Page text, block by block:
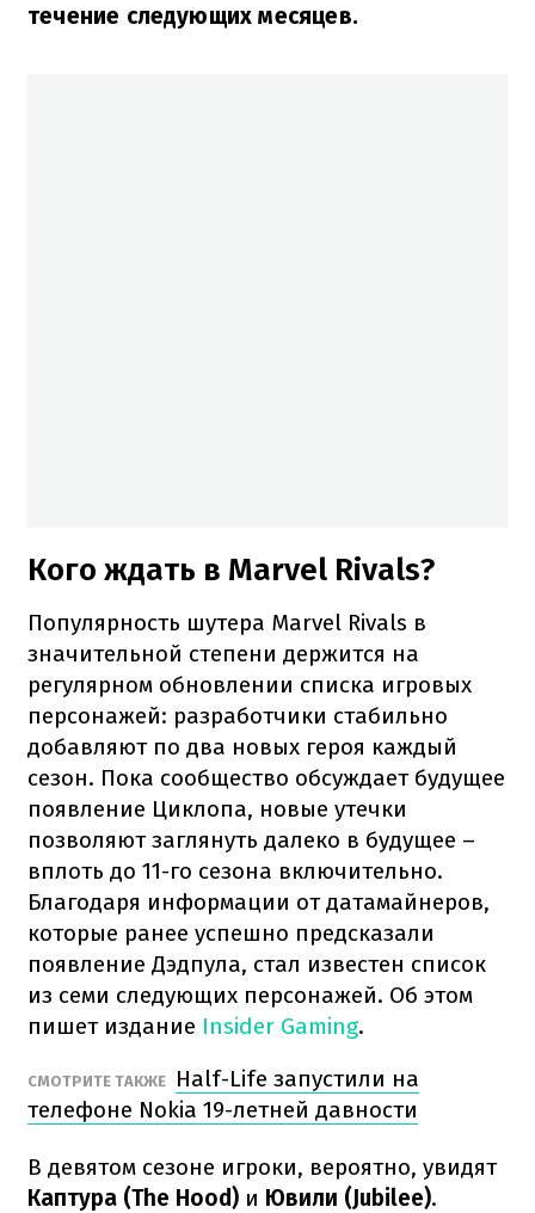
течение следующих месяцев.
Кого ждать в Marvel Rivals?
Популярность шутера Marvel Rivals в
значительной степени держится на
регулярном обновлении списка игровых
персонажей: разработчики стабильно
добавляют по два новых героя каждый
сезон. Пока сообщество обсуждает будущее
появление Циклопа, новые утечки
позволяют заглянуть далеко в будущее –
вплоть до 11-го сезона включительно.
Благодаря информации от датамайнеров,
которые ранее успешно предсказали
появление Дэдпула, стал известен список
из семи следующих персонажей. Об этом
пишет издание Insider Gaming.
СМОТРИТЕ ТАКЖЕ
Half-Life запустили на
телефоне Nokia 19-летней давности
В девятом сезоне игроки, вероятно, увидят
Каптура (The Hood) и Ювили (Jubilee).